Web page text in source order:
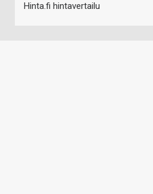
Hinta.fi hintavertailu